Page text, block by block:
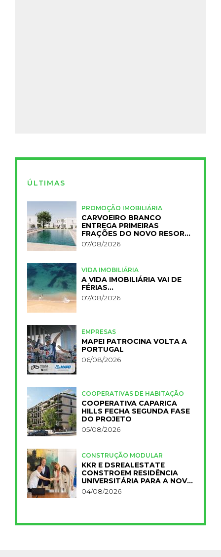
ÚLTIMAS
PROMOÇÃO IMOBILIÁRIA
CARVOEIRO BRANCO
ENTREGA PRIMEIRAS
FRAÇÕES DO NOVO RESORT
PRIMELIFE
07/08/2026
VIDA IMOBILIÁRIA
A VIDA IMOBILIÁRIA VAI DE
FÉRIAS…
07/08/2026
EMPRESAS
MAPEI PATROCINA VOLTA A
PORTUGAL
06/08/2026
COOPERATIVAS DE HABITAÇÃO
COOPERATIVA CAPARICA
HILLS FECHA SEGUNDA FASE
DO PROJETO
05/08/2026
CONSTRUÇÃO MODULAR
KKR E DSREALESTATE
CONSTROEM RESIDÊNCIA
UNIVERSITÁRIA PARA A NOVA
FCT
04/08/2026